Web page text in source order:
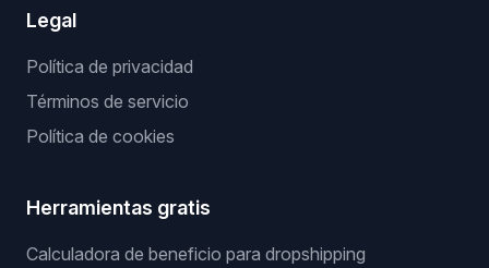
Legal
Política de privacidad
Términos de servicio
Política de cookies
Herramientas gratis
Calculadora de beneficio para dropshipping